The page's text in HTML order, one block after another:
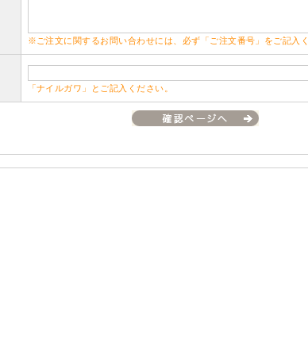
※ご注文に関するお問い合わせには、必ず「ご注文番号」をご記入
「ナイルガワ」とご記入ください。